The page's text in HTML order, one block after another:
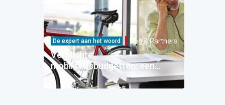
De expert aan het woord Deg & Partners
Verplichte
mobiliteitsbudgetten: een
tweezijdige hervorming die het
autobeleid van bedrijven zal